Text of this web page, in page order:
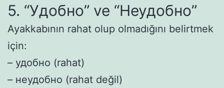
5. “Удобно” ve “Неудобно”
Ayakkabının rahat olup olmadığını belirtmek
için:
– удобно (rahat)
– неудобно (rahat değil)